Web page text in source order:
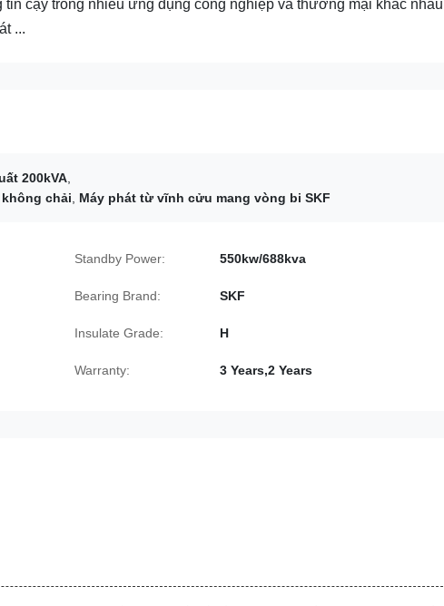
cậy trong nhiều ứng dụng công nghiệp và thương mại khác
...
200kVA
chải
Máy phát từ vĩnh cửu mang vòng bi SKF
Standby Power: 550kw/688kva
Bearing Brand: SKF
Insulate Grade: H
Warranty: 3 Years,2 Years